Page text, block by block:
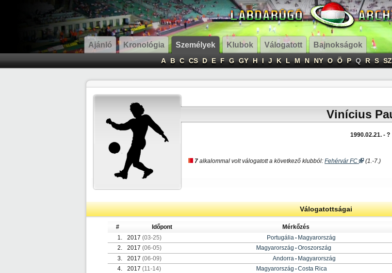
Ajánló Kronológia Személyek Klubok Válogatott Bajnokságok
A B C CS D E F G GY H I J K L M N NY O Ö P Q R S SZ
Vinícius
1990.02.21. - ?
7 alkalommal volt válogatott a következő klubból: Fehérvár FC (1.-7.)
Válogatottságai
# Időpont Mérkőzés
1.
2017 (03-25) Portugália- Magyarország
2.
2017 (06-05) Magyarország -Oroszország
3.
2017 (06-09) Andorra- Magyarország
4.
2017 (11-14) Magyarország -Costa Rica